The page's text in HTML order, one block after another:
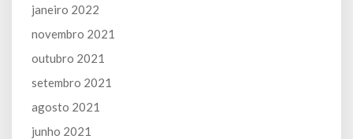
janeiro 2022
novembro 2021
outubro 2021
setembro 2021
agosto 2021
junho 2021